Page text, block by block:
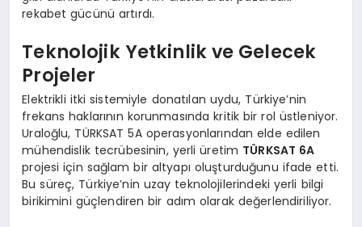
rekabet gücünü artırdı.
Teknolojik Yetkinlik ve Gelecek
Projeler
Elektrikli itki sistemiyle donatılan uydu, Türkiye’nin
frekans haklarının korunmasında kritik bir rol üstleniyor.
Uraloğlu, TÜRKSAT 5A operasyonlarından elde edilen
mühendislik tecrübesinin, yerli üretim TÜRKSAT 6A
projesi için sağlam bir altyapı oluşturduğunu ifade etti.
Bu süreç, Türkiye’nin uzay teknolojilerindeki yerli bilgi
birikimini güçlendiren bir adım olarak değerlendiriliyor.